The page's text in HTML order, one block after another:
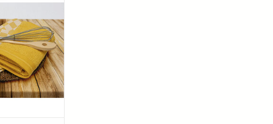
Verkrijgbaar
kleuren.
AAN